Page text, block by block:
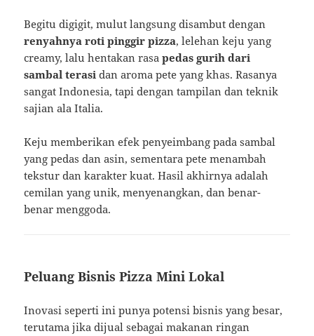
Begitu digigit, mulut langsung disambut dengan
renyahnya roti pinggir pizza, lelehan keju yang
creamy, lalu hentakan rasapedas gurih dari
sambal terasi dan aroma pete yang khas. Rasanya
sangat Indonesia, tapi dengan tampilan dan teknik
sajian ala Italia.
Keju memberikan efek penyeimbang pada sambal
yang pedas dan asin, sementara pete menambah
tekstur dan karakter kuat. Hasil akhirnya adalah
cemilan yang unik, menyenangkan, dan benar-
benar menggoda.
Peluang Bisnis Pizza Mini Lokal
Inovasi seperti ini punya potensi bisnis yang besar,
terutama jika dijual sebagai makanan ringan